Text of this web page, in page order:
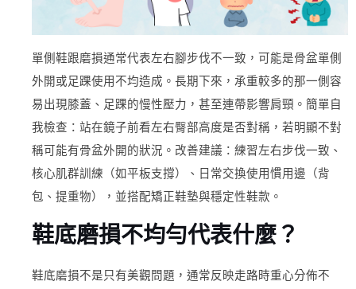
單側鞋跟磨損通常代表左右腳步伐不一致，可能是骨盆單側
外開或足踝使用不均造成。長期下來，承重較多的那一側容
易出現膝蓋、足踝的慢性壓力，甚至連帶影響肩頸。簡單自
我檢查：站在鏡子前看左右臀部高度是否對稱，若明顯不對
稱可能有骨盆外開的狀況。改善建議：練習左右步伐一致、
核心肌群訓練（如平板支撐）、日常交換使用慣用邊（背
包、提重物），並搭配矯正鞋墊與穩定性鞋款。
鞋底磨損不均勻代表什麼？
鞋底磨損不是只有美觀問題，通常反映走路時重心分佈不